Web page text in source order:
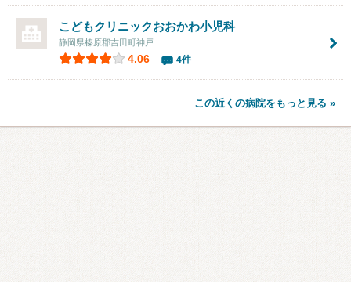
こどもクリニックおおかわ小児科
静岡県榛原郡吉田町神戸
4.06 4件
この近くの病院をもっと見る »